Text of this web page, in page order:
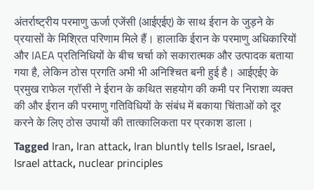
अंतर्राष्ट्रीय परमाणु ऊर्जा एजेंसी (आईएईए) के साथ ईरान के जुड़ने के
प्रयासों के मिश्रित परिणाम मिले हैं। हालाकि ईरान के परमाणु अधिकारियों
और IAEA प्रतिनिधियों के बीच चर्चा को सकारात्मक और उत्पादक बताया
गया है, लेकिन ठोस प्रगति अभी भी अनिश्चित बनी हुई है। आईएईए के
प्रमुख राफेल ग्रॉसी ने ईरान के कथित सहयोग की कमी पर निराशा व्यक्त
की और ईरान की परमाणु गतिविधियों के संबंध में बकाया चिंताओं को दूर
करने के लिए ठोस उपायों की तात्कालिकता पर प्रकाश डाला।
Tagged Iran, Iran attack, Iran bluntly tells Israel, Israel,
Israel attack, nuclear principles